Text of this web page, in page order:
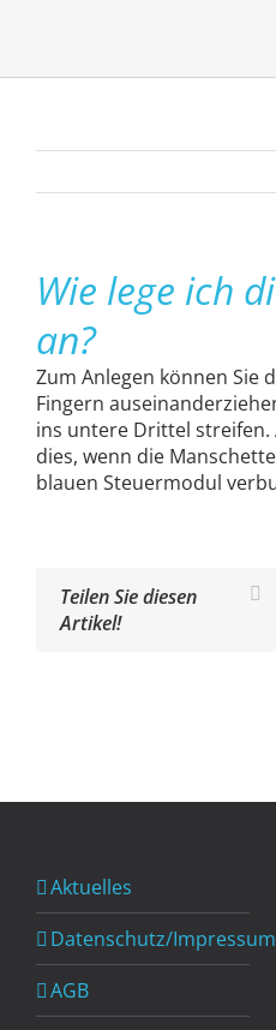
Wie lege ich
an?
Zum Anlegen können Sie
Fingern
ins untere Drittel
dies, wenn die
blauen Steuermodul
Teilen Sie diesen
Artikel!
Aktuelles
Datenschutz/Impressum
AGB